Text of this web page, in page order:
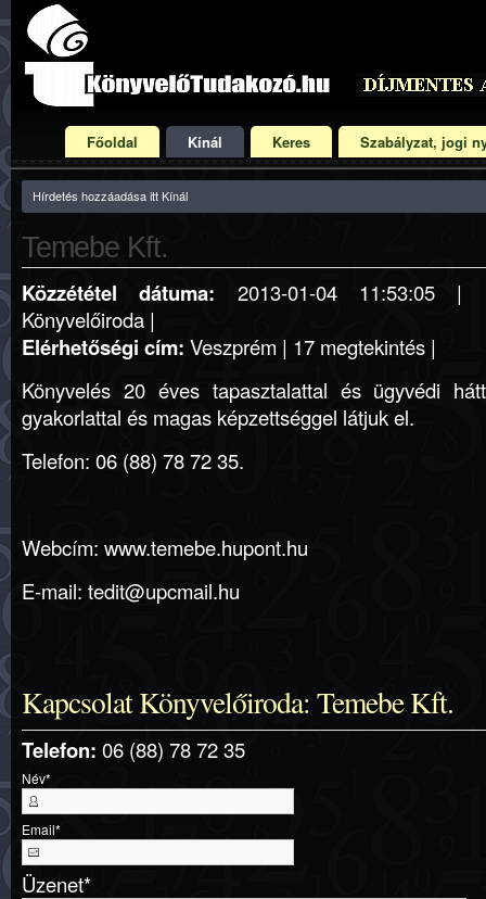
Főoldal Kínál Keres Szabályzat, jogi
Hírdetés hozzáadása itt Kínál
Temebe Kft.
Közzététel dátuma: 2013-01-04 11:53:05 |
Könyvelőiroda |
Elérhetőségi cím: Veszprém | 17 megtekintés |
Könyvelés 20 éves tapasztalattal és ügyvédi
gyakorlattal és magas képzettséggel látjuk el.
Telefon: 06 (88) 78 72 35.
Webcím: www.temebe.hupont.hu
E-mail: tedit@upcmail.hu
Kapcsolat Könyvelőiroda: Temebe Kft.
Telefon: 06 (88) 78 72 35
Név*
Email*
Üzenet*